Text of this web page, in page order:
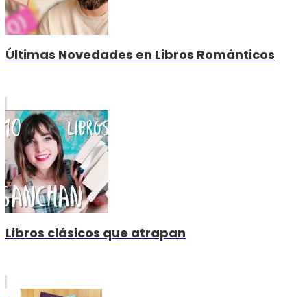
Últimas Novedades en Libros Románticos
Libros clásicos que atrapan